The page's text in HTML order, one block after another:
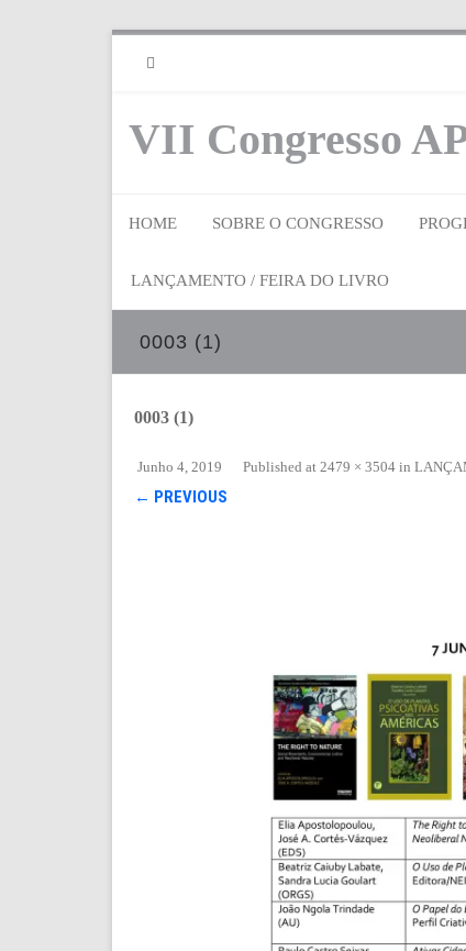
VII Congresso
HOME SOBRE O CONGRESSO
LANÇAMENTO / FEIRA DO LIVRO
0003 (1)
0003 (1)
Published
Junho 4, 2019 at 2479 × 3504 in
← PREVIOUS